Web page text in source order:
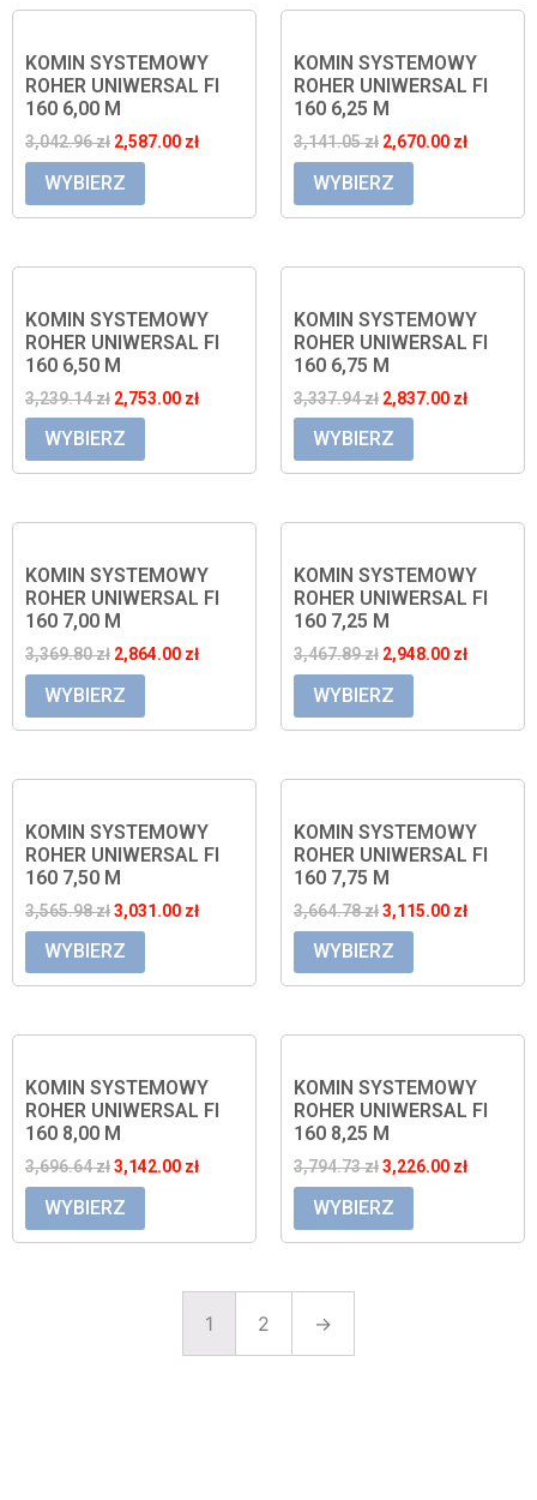
KOMIN SYSTEMOWY
ROHER UNIWERSAL FI
160 6,00 M
3,042.96zł 2,587.00 zł
WYBIERZ
KOMIN SYSTEMOWY
ROHER UNIWERSAL FI
160 6,25 M
3,141.05zł 2,670.00 zł
WYBIERZ
KOMIN SYSTEMOWY
ROHER UNIWERSAL FI
160 6,50 M
3,239.14zł 2,753.00 zł
WYBIERZ
KOMIN SYSTEMOWY
ROHER UNIWERSAL FI
160 6,75 M
3,337.94zł 2,837.00 zł
WYBIERZ
KOMIN SYSTEMOWY
ROHER UNIWERSAL FI
160 7,00 M
3,369.80zł 2,864.00 zł
WYBIERZ
KOMIN SYSTEMOWY
ROHER UNIWERSAL FI
160 7,25 M
3,467.89zł 2,948.00 zł
WYBIERZ
KOMIN SYSTEMOWY
ROHER UNIWERSAL FI
160 7,50 M
3,565.98zł3,031.00 zł
WYBIERZ
KOMIN SYSTEMOWY
ROHER UNIWERSAL FI
160 7,75 M
3,664.78zł3,115.00 zł
WYBIERZ
KOMIN SYSTEMOWY
ROHER UNIWERSAL FI
160 8,00 M
3,696.64zł3,142.00 zł
WYBIERZ
KOMIN SYSTEMOWY
ROHER UNIWERSAL FI
160 8,25 M
3,794.73zł3,226.00 zł
WYBIERZ
1 2 →